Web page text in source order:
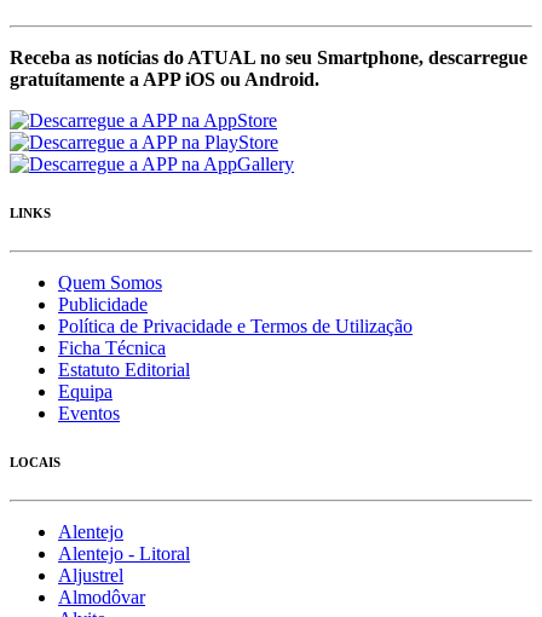
Receba as notícias do ATUAL no seu Smartphone, descarregue
gratuítamente a APP iOS ou Android.
LINKS
Quem Somos
Publicidade
Política de Privacidade e Termos de Utilização
Ficha Técnica
Estatuto Editorial
Equipa
Eventos
LOCAIS
Alentejo
Alentejo - Litoral
Aljustrel
Almodôvar